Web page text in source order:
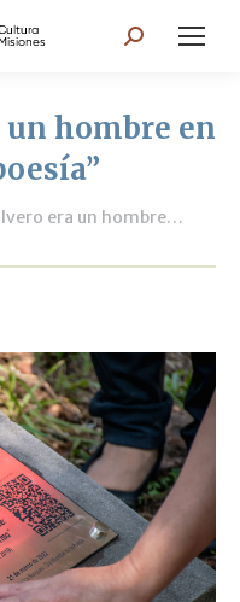
Search:
hombre en
era un hombre…